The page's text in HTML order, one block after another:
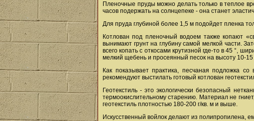
Пленочные пруды можно делать только в теплое
часов подержать на солнцепеке - она станет
Для пруда глубиной более 1,5 м подойдет пленка
Котлован под пленочный водоем также копают
вынимают грунт на глубину самой мелкой части.
всего копать с откосами крутизной где-то в 45 °,
мелкий щебень и просеянный песок на высоту 10-
Как показывает практика, песчаная подложка
рекомендуют выстилать готовый котлован
Геотекстиль - это экологически безопасный
термоокислительному старению. Материал не
геотекстиль плотностью 180-200 г/кв. м и выше.
Искусственный войлок делают из полипропилена,